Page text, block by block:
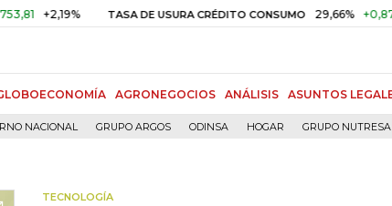
TASA DE USURA CRÉDITO CONSUMO 29,66% +0,87%
AGRONEGOCIOS ANÁLISIS ASUNTOS
NACIONAL GRUPO ARGOS ODINSA HOGAR GRUPO NUTRESA
TECNOLOGÍA